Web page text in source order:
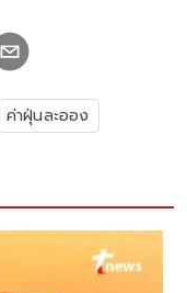
ค่าฝุ่นละออง